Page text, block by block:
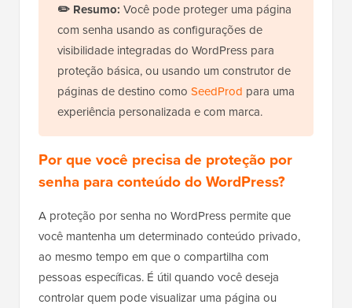
✏️ Resumo: Você pode proteger uma página
com senha usando as configurações de
visibilidade integradas do WordPress para
proteção básica, ou usando um construtor de
páginas de destino como SeedProd para uma
experiência personalizada e com marca.
Por que você precisa de proteção por
senha para conteúdo do WordPress?
A proteção por senha no WordPress permite que
você mantenha um determinado conteúdo privado,
ao mesmo tempo em que o compartilha com
pessoas específicas. É útil quando você deseja
controlar quem pode visualizar uma página ou